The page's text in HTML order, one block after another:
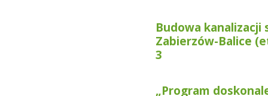
Budowa
Zabierzów-Balice
3
„Program